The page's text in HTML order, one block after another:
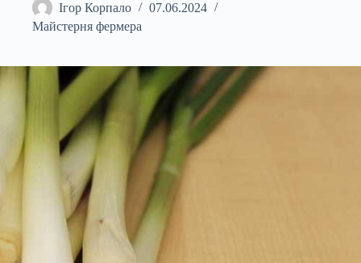
Ігор Корпало
07.06.2024
Майстерня фермера